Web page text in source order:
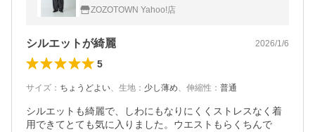
ZOZOTOWN Yahoo!店
シルエットが綺麗 2026/1/6
5
サイズ ： ちょうどよい、 生地 ： 少し薄め、 伸縮性 ： 普通
シルエットも綺麗で、しわにもなりにくくストレスなく着
用できてとても気に入りました。ウエストもらくちんで